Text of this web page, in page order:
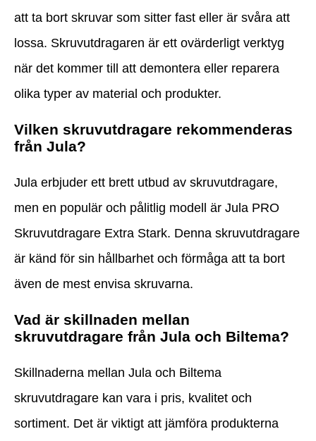
att ta bort skruvar som sitter fast eller är svåra att
lossa. Skruvutdragaren är ett ovärderligt verktyg
när det kommer till att demontera eller reparera
olika typer av material och produkter.
Vilken skruvutdragare rekommenderas
från Jula?
Jula erbjuder ett brett utbud av skruvutdragare,
men en populär och pålitlig modell är Jula PRO
Skruvutdragare Extra Stark. Denna skruvutdragare
är känd för sin hållbarhet och förmåga att ta bort
även de mest envisa skruvarna.
Vad är skillnaden mellan
skruvutdragare från Jula och Biltema?
Skillnaderna mellan Jula och Biltema
skruvutdragare kan vara i pris, kvalitet och
sortiment. Det är viktigt att jämföra produkterna